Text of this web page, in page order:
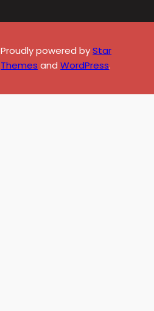
Proudly powered byStar
Themes andWordPress.